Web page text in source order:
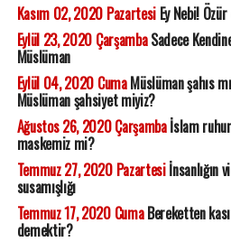
Kasım 02, 2020 PazartesiEy Nebi!
Eylül 23, 2020 ÇarşambaSadece
Müslüman
Eylül 04, 2020 CumaMüslüman şahıs
Müslüman şahsiyet miyiz?
Ağustos 26, 2020 Çarşambaİslam
maskemiz mi?
Temmuz 27, 2020 Pazartesiİnsanlığın
susamışlığı
Temmuz 17, 2020 CumaBereketten
demektir?